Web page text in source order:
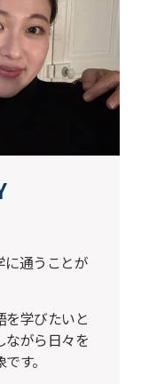
に通うことが
学びたいと
ながら日々を
す。